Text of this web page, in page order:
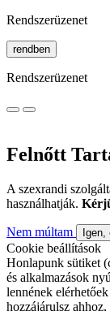
Rendszerüzenet
rendben
Rendszerüzenet
Felnőtt
A szexrandi
használhatják.
Nem múltam
Cookie beállítások
Honlapunk sütiket
és alkalmazások
lennének
hozzájárulsz